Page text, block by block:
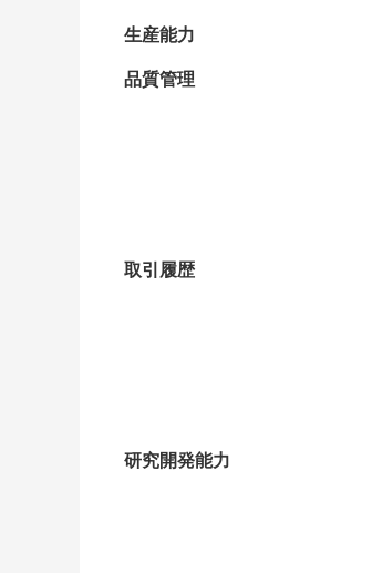
生産能力
品質管理
取引履歴
研究開発能力